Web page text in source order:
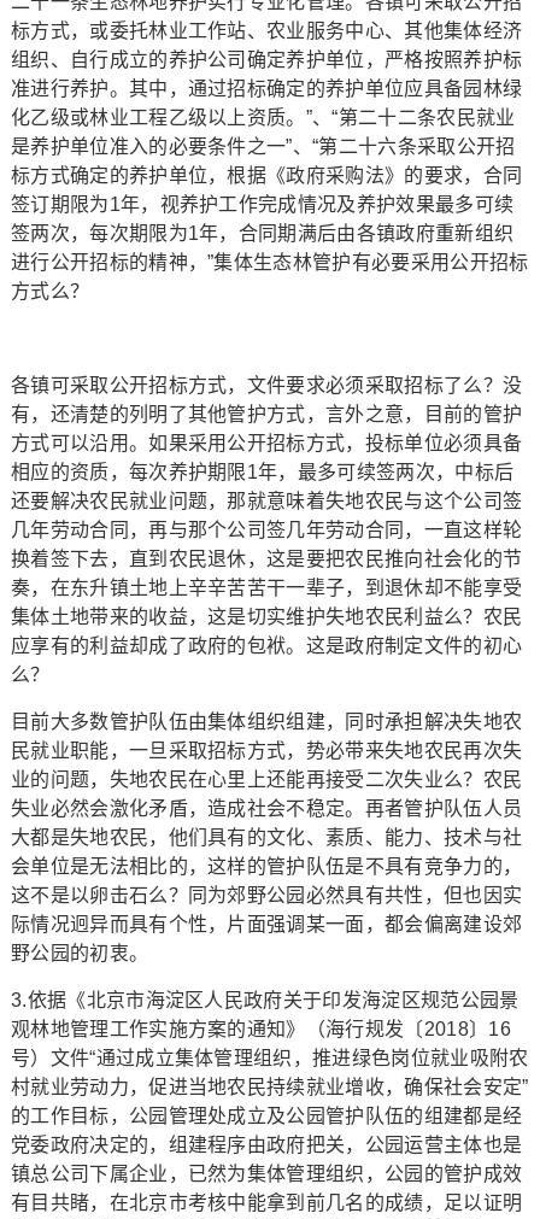
标方式，或委托林业工作站、农业服务中心、其他集体经济
组织、自行成立的养护公司确定养护单位，严格按照养护标
准进行养护。其中，通过招标确定的养护单位应具备园林绿
化乙级或林业工程乙级以上资质。”、“第二十二条农民就业
是养护单位准入的必要条件之一”、“第二十六条采取公开招
标方式确定的养护单位，根据《政府采购法》的要求，合同
签订期限为1年，视养护工作完成情况及养护效果最多可续
签两次，每次期限为1年，合同期满后由各镇政府重新组织
进行公开招标的精神，”集体生态林管护有必要采用公开招标
方式么？
各镇可采取公开招标方式，文件要求必须采取招标了么？没
有，还清楚的列明了其他管护方式，言外之意，目前的管护
方式可以沿用。如果采用公开招标方式，投标单位必须具备
相应的资质，每次养护期限1年，最多可续签两次，中标后
还要解决农民就业问题，那就意味着失地农民与这个公司签
几年劳动合同，再与那个公司签几年劳动合同，一直这样轮
换着签下去，直到农民退休，这是要把农民推向社会化的节
奏，在东升镇土地上辛辛苦苦干一辈子，到退休却不能享受
集体土地带来的收益，这是切实维护失地农民利益么？农民
应享有的利益却成了政府的包袱。这是政府制定文件的初心
么？
目前大多数管护队伍由集体组织组建，同时承担解决失地农
民就业职能，一旦采取招标方式，势必带来失地农民再次失
业的问题，失地农民在心里上还能再接受二次失业么？农民
失业必然会激化矛盾，造成社会不稳定。再者管护队伍人员
大都是失地农民，他们具有的文化、素质、能力、技术与社
会单位是无法相比的，这样的管护队伍是不具有竞争力的，
这不是以卵击石么？同为郊野公园必然具有共性，但也因实
际情况迥异而具有个性，片面强调某一面，都会偏离建设郊
野公园的初衷。
3.依据《北京市海淀区人民政府关于印发海淀区规范公园景
观林地管理工作实施方案的通知》（海行规发〔2018〕16
号）文件“通过成立集体管理组织，推进绿色岗位就业吸附农
村就业劳动力，促进当地农民持续就业增收，确保社会安定”
的工作目标，公园管理处成立及公园管护队伍的组建都是经
党委政府决定的，组建程序由政府把关，公园运营主体也是
镇总公司下属企业，已然为集体管理组织，公园的管护成效
有目共睹，在北京市考核中能拿到前几名的成绩，足以证明